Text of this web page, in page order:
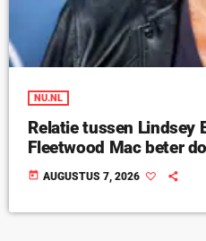
NU.NL
Relatie tussen Lindsey
Fleetwood Mac beter
today AUGUSTUS 7, 2026